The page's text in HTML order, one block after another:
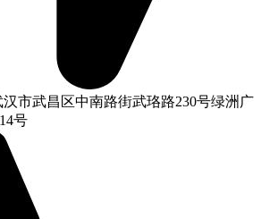
市武昌区中南路街武珞路230号绿洲广
号